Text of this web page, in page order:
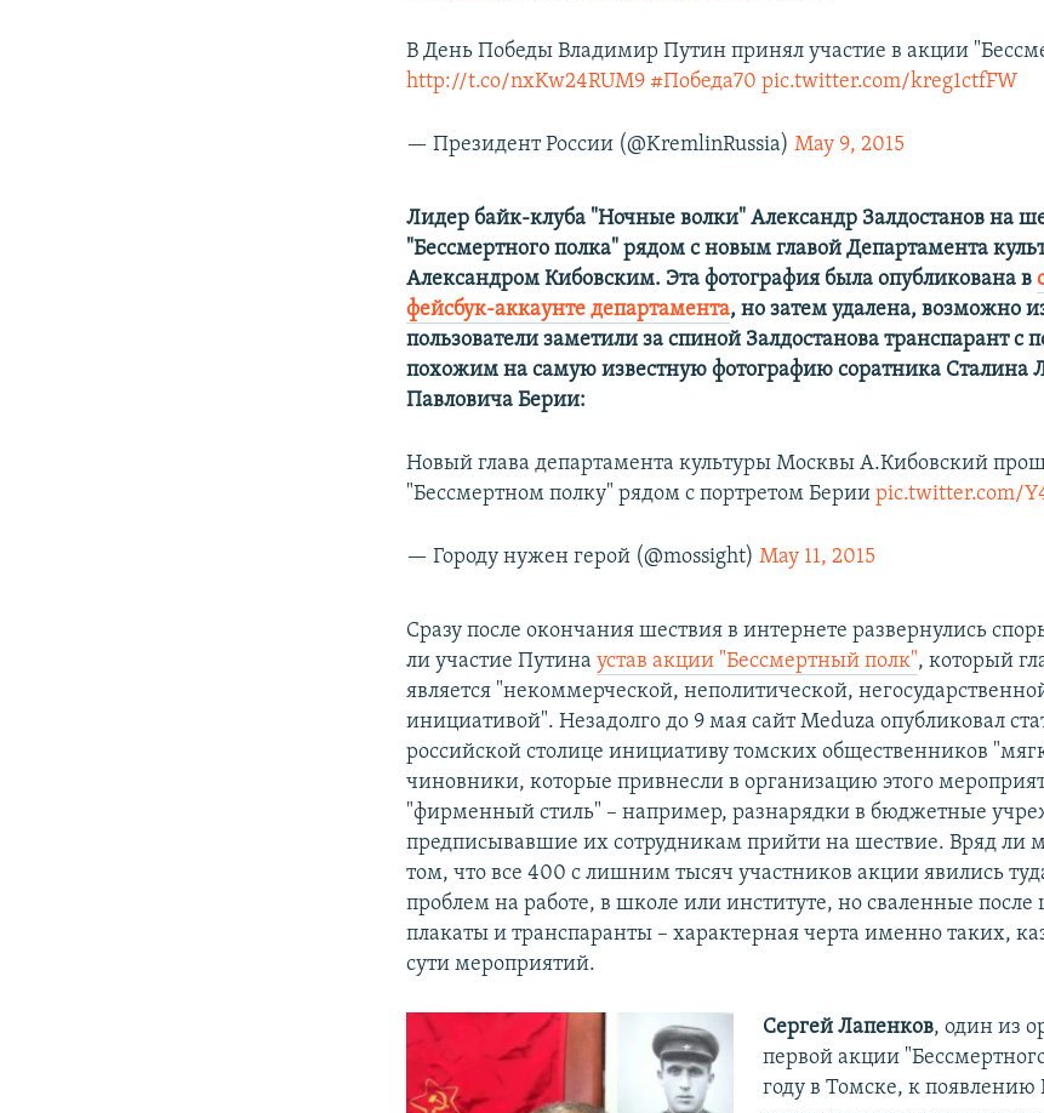
В День Победы Владимир Путин принял участие в акции
http://t.co/nxKw24RUM9 #Победа70 pic.twitter.com/kreg1ctfFW
— Президент России (@KremlinRussia)May 9, 2015
Лидер байк-клуба "Ночные волки"Александр Залдостанов на
"Бессмертного полка" рядом с новым главой Департамента
Александром Кибовским. Эта фотография была опубликована в
фейсбук-аккаунте департамента, но затем удалена, возможно
пользователи заметили за спиной Залдостанова транспарант с
похожим на самую известную фотографию соратника Сталина
Павловича Берии:
Новый глава департамента культуры Москвы А.Кибовский
"Бессмертном полку" рядом с портретом Берииpic.twitter.com/
— Городу нужен герой (@mossight)May 11, 2015
Сразу после окончания шествия в интернете развернулись
ли участие Путинаустав акции "Бессмертный полк", который
является "некоммерческой, неполитической,
инициативой". Незадолго до 9 мая сайт Meduza опубликовал
российской столице инициативу томских общественников
чиновники, которые привнесли в организацию этого
"фирменный стиль" – например, разнарядки в бюджетные
предписывавшие их сотрудникам прийти на шествие. Вряд ли
том, что все 400 с лишним тысяч участников акции явились
проблем на работе, в школе или институте, но сваленные после
плакаты и транспаранты – характерная черта именно таких,
сути мероприятий.
Сергей Лапенков, один из
первой акции
году в Томске, к